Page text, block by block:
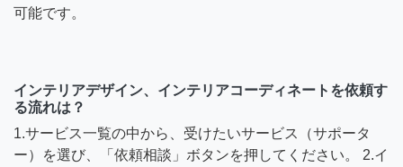
可能です。
インテリアデザイン、インテリアコーディネートを依頼す
る流れは？
1.サービス一覧の中から、受けたいサービス（サポータ
ー）を選び、「依頼相談」ボタンを押してください。 2.イ